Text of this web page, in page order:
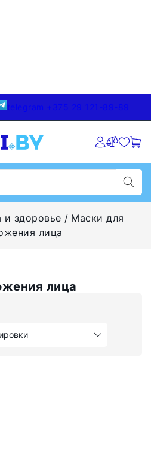
telegram +375 29 121-89-89
и здоровье
Маски для
лица
лица